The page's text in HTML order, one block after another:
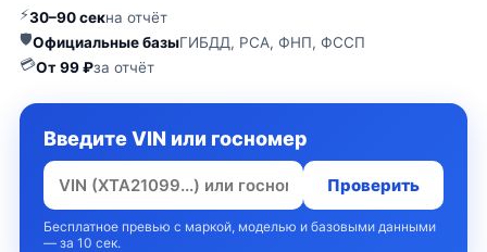
⚡30–90 секна отчёт
🛡Официальные базыГИБДД, РСА, ФНП, ФССП
💳От 99 ₽за отчёт
Введите VIN или госномер
Проверить
Бесплатное превью с маркой, моделью и базовыми данными
— за 10 сек.